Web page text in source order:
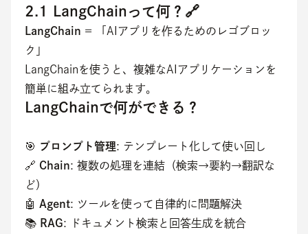
2.1 LangChainって何？🔗
LangChain = 「AIアプリを作るためのレゴブロッ
ク」
LangChainを使うと、複雑なAIアプリケーションを
簡単に組み立てられます。
LangChainで何ができる？
🎯 プロンプト管理: テンプレート化して使い回し
🔗 Chain: 複数の処理を連結（検索→要約→翻訳な
ど）
🤖 Agent: ツールを使って自律的に問題解決
📚 RAG: ドキュメント検索と回答生成を統合